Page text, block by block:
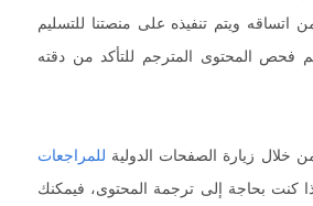
من اتساقه ويتم تنفيذه على منصتنا للتسليم
فحص المحتوى المترجم للتأكد من دقته
خلال زيارة الصفحات الدولية للمراجعات
كنت بحاجة إلى ترجمة المحتوى، فيمكنك